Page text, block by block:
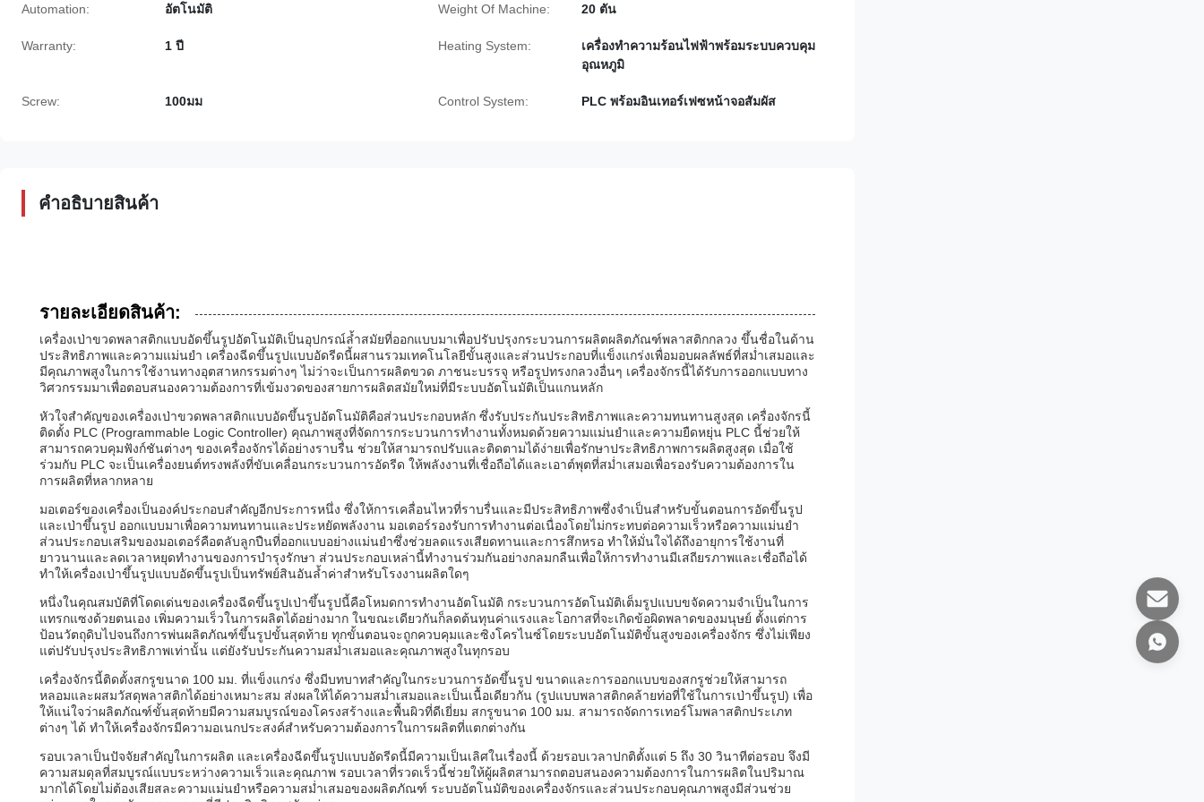
Automation: อัตโนมัติ Weight Of Machine: 20 ตัน
Warranty: 1 ปี Heating System:
เครื่องทำความร้อนไฟฟ้าพร้อมระบบควบคุม
อุณหภูมิ
Screw: 100มม Control System: PLC พร้อมอินเทอร์เฟซหน้าจอสัมผัส
คำอธิบายสินค้า
รายละเอียดสินค้า:
เครื่องเป่าขวดพลาสติกแบบอัดขึ้นรูปอัตโนมัติเป็นอุปกรณ์ล้ำสมัยที่ออกแบบมาเพื่อปรับปรุงกระบวนการผลิตผลิตภัณฑ์พลาสติกกลวง ขึ้นชื่อในด้าน
ประสิทธิภาพและความแม่นยำ เครื่องฉีดขึ้นรูปแบบอัดรีดนี้ผสานรวมเทคโนโลยีขั้นสูงและส่วนประกอบที่แข็งแกร่งเพื่อมอบผลลัพธ์ที่สม่ำเสมอและ
มีคุณภาพสูงในการใช้งานทางอุตสาหกรรมต่างๆ ไม่ว่าจะเป็นการผลิตขวด ภาชนะบรรจุ หรือรูปทรงกลวงอื่นๆ เครื่องจักรนี้ได้รับการออกแบบทาง
วิศวกรรมมาเพื่อตอบสนองความต้องการที่เข้มงวดของสายการผลิตสมัยใหม่ที่มีระบบอัตโนมัติเป็นแกนหลัก
หัวใจสำคัญของเครื่องเป่าขวดพลาสติกแบบอัดขึ้นรูปอัตโนมัติคือส่วนประกอบหลัก ซึ่งรับประกันประสิทธิภาพและความทนทานสูงสุด เครื่องจักรนี้
ติดตั้ง PLC (Programmable Logic Controller) คุณภาพสูงที่จัดการกระบวนการทำงานทั้งหมดด้วยความแม่นยำและความยืดหยุ่น PLC นี้ช่วยให้
สามารถควบคุมฟังก์ชันต่างๆ ของเครื่องจักรได้อย่างราบรื่น ช่วยให้สามารถปรับและติดตามได้ง่ายเพื่อรักษาประสิทธิภาพการผลิตสูงสุด เมื่อใช้
ร่วมกับ PLC จะเป็นเครื่องยนต์ทรงพลังที่ขับเคลื่อนกระบวนการอัดรีด ให้พลังงานที่เชื่อถือได้และเอาต์พุตที่สม่ำเสมอเพื่อรองรับความต้องการใน
การผลิตที่หลากหลาย
มอเตอร์ของเครื่องเป็นองค์ประกอบสำคัญอีกประการหนึ่ง ซึ่งให้การเคลื่อนไหวที่ราบรื่นและมีประสิทธิภาพซึ่งจำเป็นสำหรับขั้นตอนการอัดขึ้นรูป
และเป่าขึ้นรูป ออกแบบมาเพื่อความทนทานและประหยัดพลังงาน มอเตอร์รองรับการทำงานต่อเนื่องโดยไม่กระทบต่อความเร็วหรือความแม่นยำ
ส่วนประกอบเสริมของมอเตอร์คือตลับลูกปืนที่ออกแบบอย่างแม่นยำซึ่งช่วยลดแรงเสียดทานและการสึกหรอ ทำให้มั่นใจได้ถึงอายุการใช้งานที่
ยาวนานและลดเวลาหยุดทำงานของการบำรุงรักษา ส่วนประกอบเหล่านี้ทำงานร่วมกันอย่างกลมกลืนเพื่อให้การทำงานมีเสถียรภาพและเชื่อถือได้
ทำให้เครื่องเป่าขึ้นรูปแบบอัดขึ้นรูปเป็นทรัพย์สินอันล้ำค่าสำหรับโรงงานผลิตใดๆ
หนึ่งในคุณสมบัติที่โดดเด่นของเครื่องฉีดขึ้นรูปเป่าขึ้นรูปนี้คือโหมดการทำงานอัตโนมัติ กระบวนการอัตโนมัติเต็มรูปแบบขจัดความจำเป็นในการ
แทรกแซงด้วยตนเอง เพิ่มความเร็วในการผลิตได้อย่างมาก ในขณะเดียวกันก็ลดต้นทุนค่าแรงและโอกาสที่จะเกิดข้อผิดพลาดของมนุษย์ ตั้งแต่การ
ป้อนวัตถุดิบไปจนถึงการพ่นผลิตภัณฑ์ขึ้นรูปขั้นสุดท้าย ทุกขั้นตอนจะถูกควบคุมและซิงโครไนซ์โดยระบบอัตโนมัติขั้นสูงของเครื่องจักร ซึ่งไม่เพียง
แต่ปรับปรุงประสิทธิภาพเท่านั้น แต่ยังรับประกันความสม่ำเสมอและคุณภาพสูงในทุกรอบ
เครื่องจักรนี้ติดตั้งสกรูขนาด 100 มม. ที่แข็งแกร่ง ซึ่งมีบทบาทสำคัญในกระบวนการอัดขึ้นรูป ขนาดและการออกแบบของสกรูช่วยให้สามารถ
หลอมและผสมวัสดุพลาสติกได้อย่างเหมาะสม ส่งผลให้ได้ความสม่ำเสมอและเป็นเนื้อเดียวกัน (รูปแบบพลาสติกคล้ายท่อที่ใช้ในการเป่าขึ้นรูป) เพื่อ
ให้แน่ใจว่าผลิตภัณฑ์ขั้นสุดท้ายมีความสมบูรณ์ของโครงสร้างและพื้นผิวที่ดีเยี่ยม สกรูขนาด 100 มม. สามารถจัดการเทอร์โมพลาสติกประเภท
ต่างๆ ได้ ทำให้เครื่องจักรมีความอเนกประสงค์สำหรับความต้องการในการผลิตที่แตกต่างกัน
รอบเวลาเป็นปัจจัยสำคัญในการผลิต และเครื่องฉีดขึ้นรูปแบบอัดรีดนี้มีความเป็นเลิศในเรื่องนี้ ด้วยรอบเวลาปกติตั้งแต่ 5 ถึง 30 วินาทีต่อรอบ จึงมี
ความสมดุลที่สมบูรณ์แบบระหว่างความเร็วและคุณภาพ รอบเวลาที่รวดเร็วนี้ช่วยให้ผู้ผลิตสามารถตอบสนองความต้องการในการผลิตในปริมาณ
มากได้โดยไม่ต้องเสียสละความแม่นยำหรือความสม่ำเสมอของผลิตภัณฑ์ ระบบอัตโนมัติของเครื่องจักรและส่วนประกอบคุณภาพสูงมีส่วนช่วย